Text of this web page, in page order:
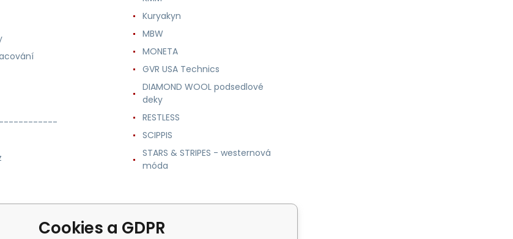
Kuryakyn
MBW
MONETA
GVR USA Technics
DIAMOND WOOL podsedlové
deky
RESTLESS
SCIPPIS
STARS & STRIPES - westernová
móda
Cookies a GDPR